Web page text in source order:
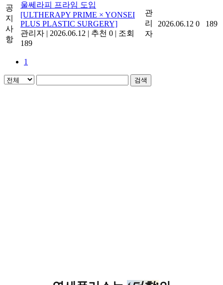
공
지
사
항
울쎄라피 프라임 도입
[ULTHERAPY PRIME × YONSEI
PLUS PLASTIC SURGERY]
관리자 | 2026.06.12 | 추천 0 | 조회
189
관
리
자
2026.06.12 0 189
1
검색